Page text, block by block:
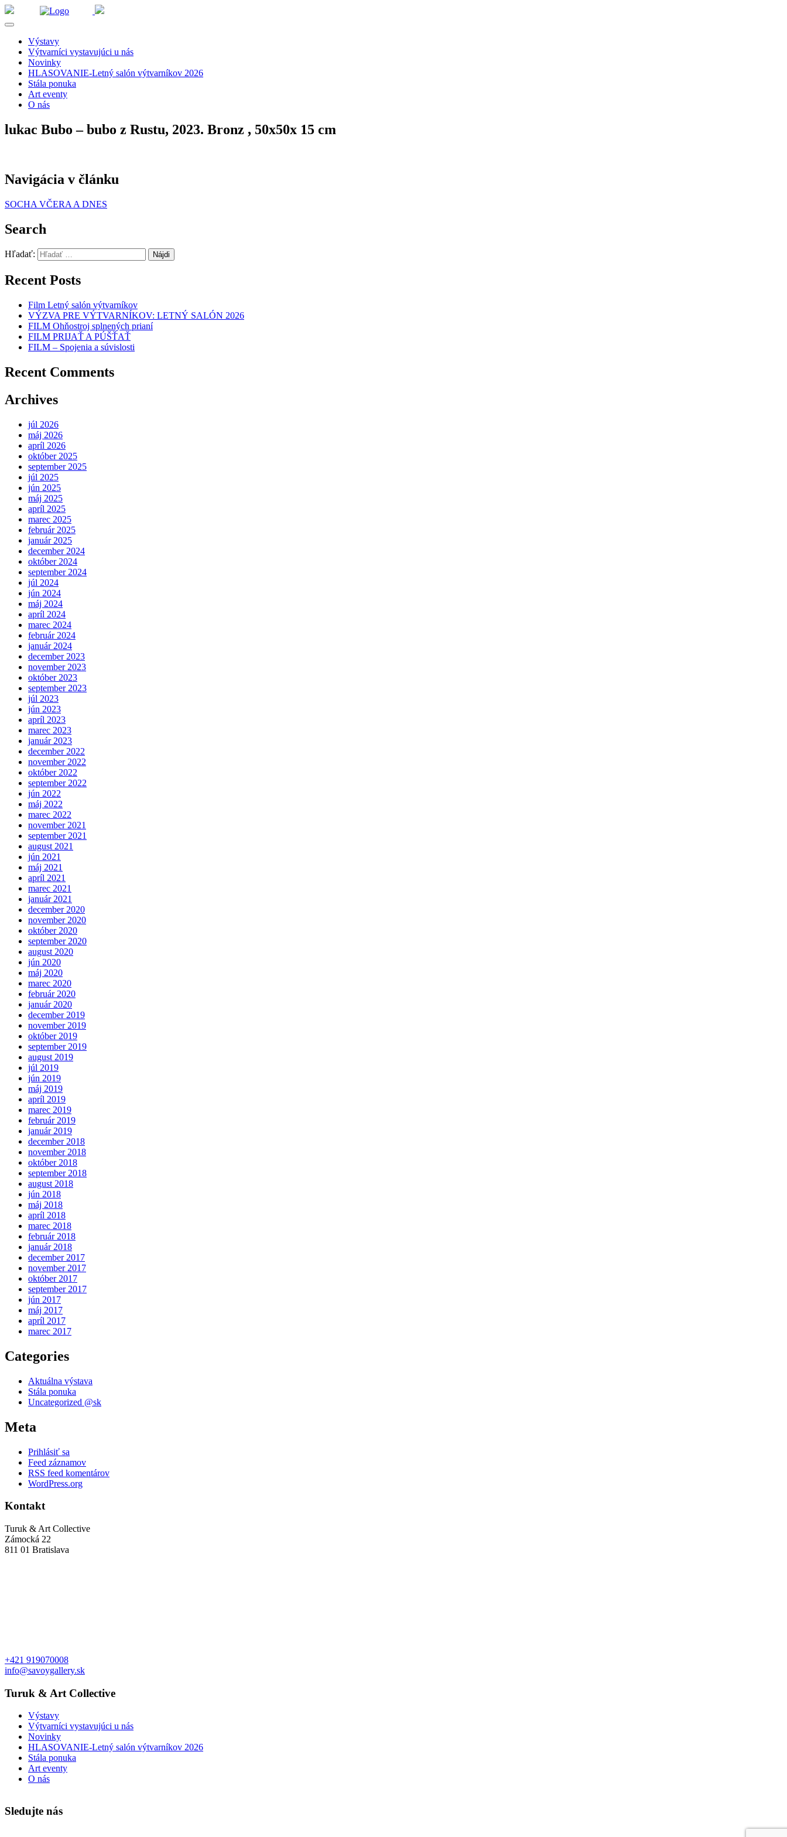
Výstavy
Výtvarníci vystavujúci u nás
Novinky
HLASOVANIE-Letný salón výtvarníkov 2026
Stála ponuka
Art eventy
O nás
lukac Bubo – bubo z Rustu, 2023. Bronz , 50x50x 15 cm
Navigácia v článku
SOCHA VČERA A DNES
Search
Hľadať:
Recent Posts
Film Letný salón výtvarníkov
VÝZVA PRE VÝTVARNÍKOV: LETNÝ SALÓN 2026
FILM Ohňostroj splnených prianí
FILM PRIJAŤ A PÚŠŤAŤ
FILM – Spojenia a súvislosti
Recent Comments
Archives
júl 2026
máj 2026
apríl 2026
október 2025
september 2025
júl 2025
jún 2025
máj 2025
apríl 2025
marec 2025
február 2025
január 2025
december 2024
október 2024
september 2024
júl 2024
jún 2024
máj 2024
apríl 2024
marec 2024
február 2024
január 2024
december 2023
november 2023
október 2023
september 2023
júl 2023
jún 2023
apríl 2023
marec 2023
január 2023
december 2022
november 2022
október 2022
september 2022
jún 2022
máj 2022
marec 2022
november 2021
september 2021
august 2021
jún 2021
máj 2021
apríl 2021
marec 2021
január 2021
december 2020
november 2020
október 2020
september 2020
august 2020
jún 2020
máj 2020
marec 2020
február 2020
január 2020
december 2019
november 2019
október 2019
september 2019
august 2019
júl 2019
jún 2019
máj 2019
apríl 2019
marec 2019
február 2019
január 2019
december 2018
november 2018
október 2018
september 2018
august 2018
jún 2018
máj 2018
apríl 2018
marec 2018
február 2018
január 2018
december 2017
november 2017
október 2017
september 2017
jún 2017
máj 2017
apríl 2017
marec 2017
Categories
Aktuálna výstava
Stála ponuka
Uncategorized @sk
Meta
Prihlásiť sa
Feed záznamov
RSS feed komentárov
WordPress.org
Kontakt
Turuk & Art Collective
Zámocká 22
811 01 Bratislava
+421 919070008
info@savoygallery.sk
Turuk & Art Collective
Výstavy
Výtvarníci vystavujúci u nás
Novinky
HLASOVANIE-Letný salón výtvarníkov 2026
Stála ponuka
Art eventy
O nás
Sledujte nás